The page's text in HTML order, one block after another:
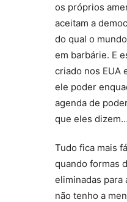
os próprios
aceitam a
do qual o
em barbárie. E
criado nos EUA
ele poder
agenda de
que eles dizem…
Tudo fica mais
quando formas
eliminadas para
não tenho a